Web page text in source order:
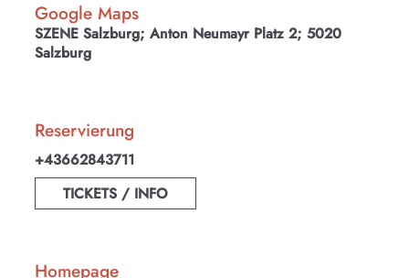
Google Maps
SZENE Salzburg; Anton Neumayr Platz 2; 5020
Salzburg
Reservierung
+43662843711
TICKETS / INFO
Homepage